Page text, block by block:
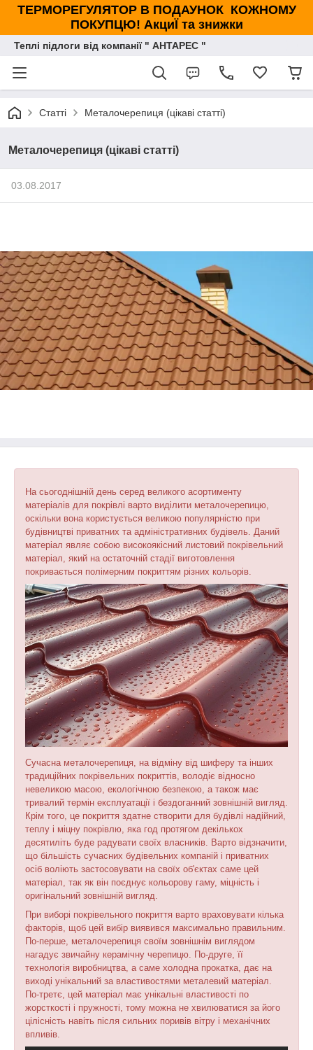
ТЕРМОРЕГУЛЯТОР В ПОДАУНОК КОЖНОМУ
ПОКУПЦЮ! АкциЇ та знижки
Теплі підлоги від компанії " АНТАРЕС "
Статті Металочерепиця (цікаві статті)
Металочерепиця (цікаві статті)
03.08.2017
На сьогоднішній день серед великого асортименту
матеріалів для покрівлі варто виділити металочерепицю,
оскільки вона користується великою популярністю при
будівництві приватних та адміністративних будівель. Даний
матеріал являє собою високоякісний листовий покрівельний
матеріал, який на остаточній стадії виготовлення
покривається полімерним покриттям різних кольорів.
Сучасна металочерепиця, на відміну від шиферу та інших
традиційних покрівельних покриттів, володіє відносно
невеликою масою, екологічною безпекою, а також має
тривалий термін експлуатації і бездоганний зовнішній вигляд.
Крім того, це покриття здатне створити для будівлі надійний,
теплу і міцну покрівлю, яка год протягом декількох
десятиліть буде радувати своїх власників. Варто відзначити,
що більшість сучасних будівельних компаній і приватних
осіб воліють застосовувати на своїх об'єктах саме цей
матеріал, так як він поєднує кольорову гаму, міцність і
оригінальний зовнішній вигляд.
При виборі покрівельного покриття варто враховувати кілька
факторів, щоб цей вибір виявився максимально правильним.
По-перше, металочерепиця своїм зовнішнім виглядом
нагадує звичайну керамічну черепицю. По-друге, її
технологія виробництва, а саме холодна прокатка, дає на
виході унікальний за властивостями металевий матеріал.
По-третє, цей матеріал має унікальні властивості по
жорсткості і пружності, тому можна не хвилюватися за його
цілісність навіть після сильних поривів вітру і механічних
впливів.